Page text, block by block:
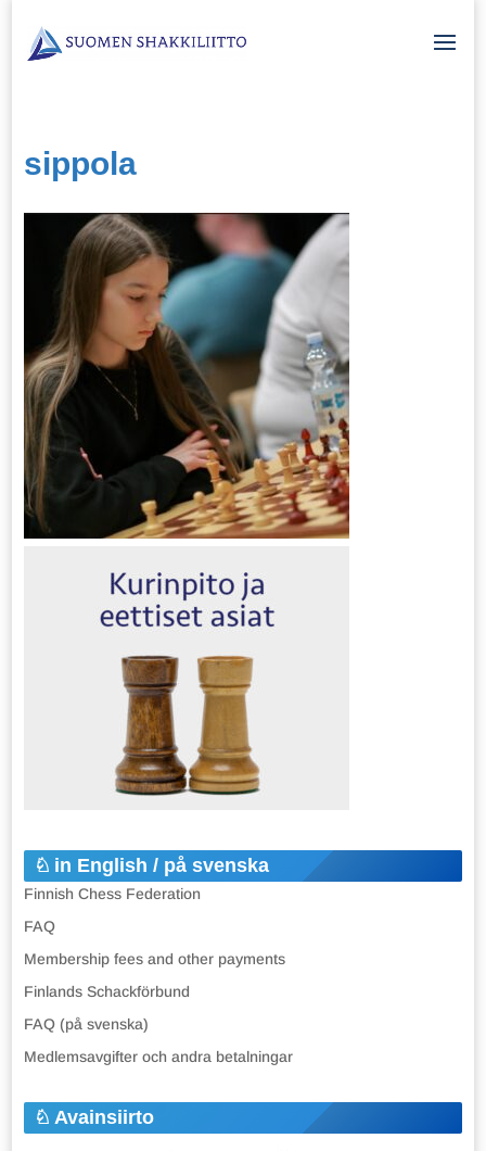
sippola
in English / på svenska
Finnish Chess Federation
FAQ
Membership fees and other payments
Finlands Schackförbund
FAQ (på svenska)
Medlemsavgifter och andra betalningar
Avainsiirto